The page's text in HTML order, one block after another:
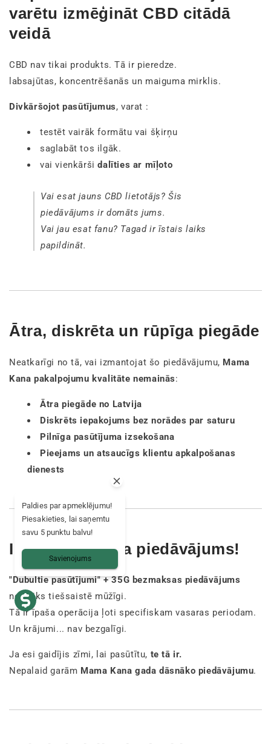
varētu izmēģināt CBD citādā
veidā
CBD nav tikai produkts. Tā ir pieredze.
labsajūtas, koncentrēšanās un maiguma mirklis.
Divkāršojot pasūtījumus, varat :
testēt vairāk formātu vai šķirņu
saglabāt tos ilgāk.
vai vienkāršidalīties ar mīļoto
Vai esat jauns CBD lietotājs? Šis
piedāvājums ir domāts jums.
Vai jau esat fanu? Tagad ir īstais laiks
papildināt.
Ātra, diskrēta un rūpīga piegāde
Neatkarīgi no tā, vai izmantojat šo piedāvājumu, Mama
Kana pakalpojumu kvalitāte nemainās:
Ātra piegāde no Latvija
Diskrēts iepakojums bez norādes par saturu
Pilnīga pasūtījuma izsekošana
Pieejams un atsaucīgs klientu apkalpošanas
dienests
Ierobežota laika piedāvājums!
"Dubultie pasūtījumi" + 35G bezmaksas piedāvājums
nepaliks tiešsaistē mūžīgi.
Tā ir īpaša operācija ļoti specifiskam vasaras periodam.
Un krājumi... nav bezgalīgi.
Ja esi gaidījis zīmi, lai pasūtītu, te tā ir.
Nepalaid garām Mama Kana gada dāsnāko piedāvājumu.
Paldies par apmeklējumu!
Piesakieties, lai saņemtu
savu 5 punktu balvu!
Savienojums